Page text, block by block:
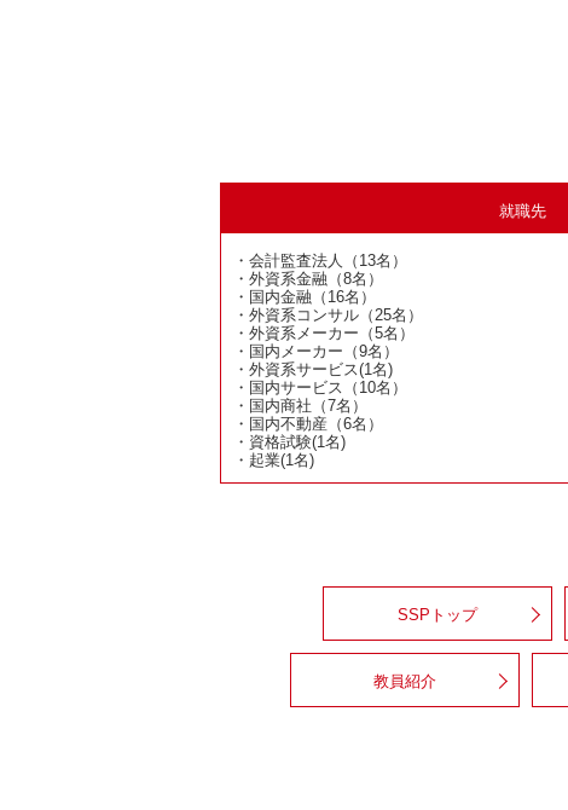
就職先
・会計監査法人（13名）
・外資系金融（8名）
・国内金融（16名）
・外資系コンサル（25名）
・外資系メーカー（5名）
・国内メーカー（9名）
・外資系サービス(1名)
・国内サービス（10名）
・国内商社（7名）
・国内不動産（6名）
・資格試験(1名)
・起業(1名)
SSPトップ
教員紹介